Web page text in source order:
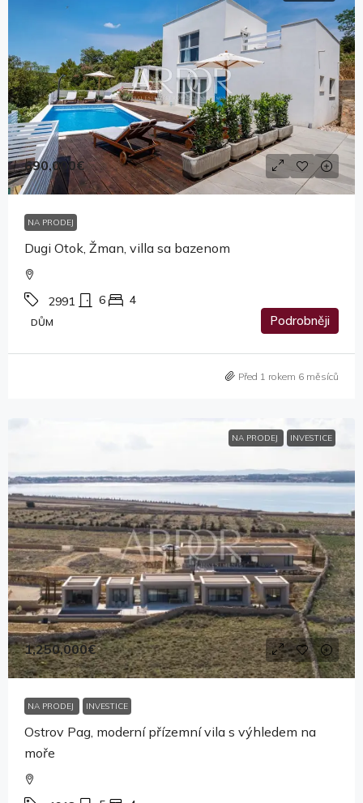
690,000€
NA PRODEJ
Dugi Otok, Žman, villa sa bazenom
2991 6 4
DŮM Podrobněji
Před 1 rokem 6 měsíců
NA PRODEJ INVESTICE
1,250,000€
NA PRODEJ INVESTICE
Ostrov Pag, moderní přízemní vila s výhledem na
moře